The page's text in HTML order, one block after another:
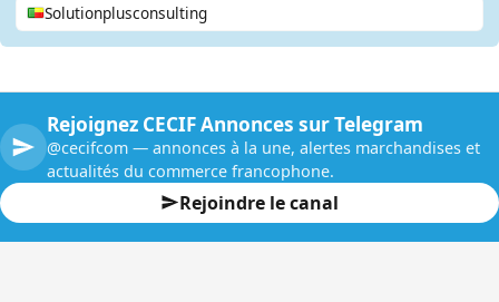
Solutionplusconsulting
Rejoignez CECIF Annonces sur Telegram
@cecifcom — annonces à la une, alertes marchandises et
actualités du commerce francophone.
Rejoindre le canal